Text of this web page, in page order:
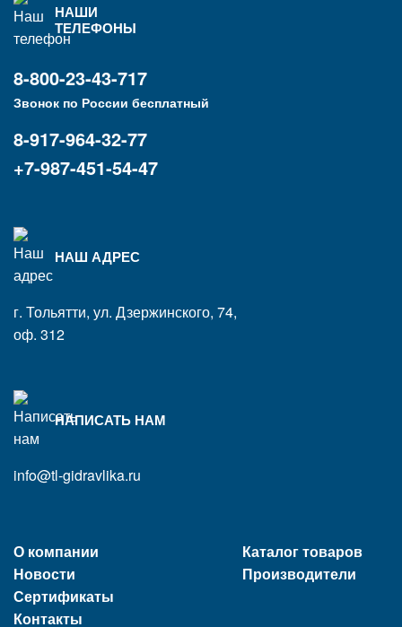
НАШИ
ТЕЛЕФОНЫ
8-800-23-43-717
Звонок по России бесплатный
8-917-964-32-77
+7-987-451-54-47
НАШ АДРЕС
г. Тольятти, ул. Дзержинского, 74,
оф. 312
НАПИСАТЬ НАМ
info@tl-gidravlika.ru
О компании
Новости
Сертификаты
Контакты
Каталог товаров
Производители